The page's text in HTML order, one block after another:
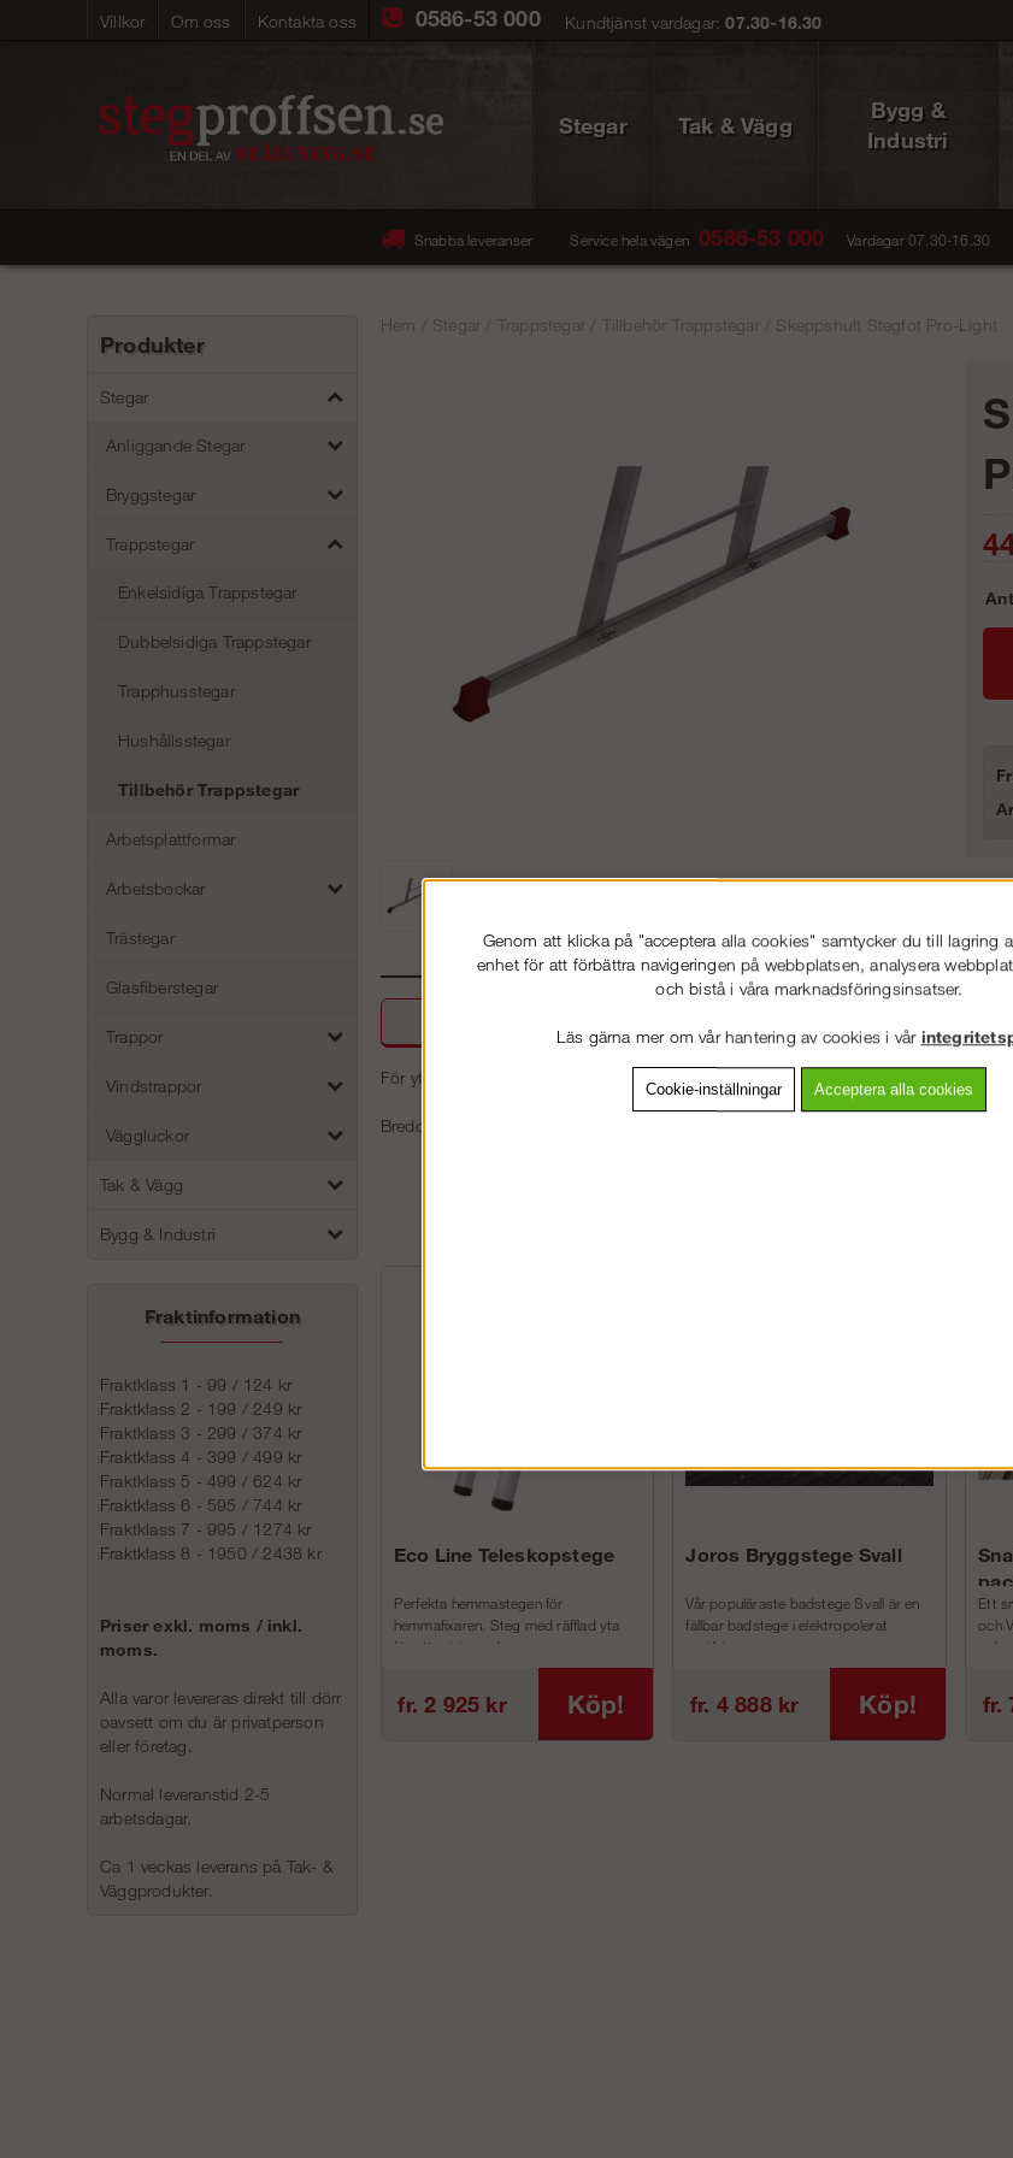
Villkor Om oss Kontakta oss 0586-53 000 Kundtjänst vardagar:07.30-16.30
Stegar Tak & Vägg
Bygg &
Industri
Snabba leveranser Service hela vägen 0586-53 000 Vardagar 07.30-16.30
Produkter
Stegar
Anliggande Stegar
Bryggstegar
Trappstegar
Enkelsidiga Trappstegar
Dubbelsidiga Trappstegar
Trapphusstegar
Hushållsstegar
Tillbehör Trappstegar
Arbetsplattformar
Arbetsbockar
Trästegar
Glasfiberstegar
Trappor
Vindstrappor
Väggluckor
Tak & Vägg
Bygg & Industri
Fraktinformation
Fraktklass 1 - 99 / 124 kr
Fraktklass 2 - 199 / 249 kr
Fraktklass 3 - 299 / 374 kr
Fraktklass 4 - 399 / 499 kr
Fraktklass 5 - 499 / 624 kr
Fraktklass 6 - 595 / 744 kr
Fraktklass 7 - 995 / 1274 kr
Fraktklass 8 - 1950 / 2438 kr
Priser exkl. moms / inkl.
moms.
Alla varor levereras direkt till dörr
oavsett om du är privatperson
eller företag.
Normal leveranstid 2-5
arbetsdagar.
Ca 1 veckas leverans på Tak- &
Väggprodukter.
Hem Stegar Trappstegar Tillbehör Trappstegar/ Skeppshult Stegfot Pro-Light
För ytterligare stabilitet kan trappstege Skeppshult Pro-Light kompletteras med
Bredden på stegfoten är 1200 mm.
Eco Line Teleskopstege
Perfekta hemmastegen för
hemmafixaren. Steg med räfflad yta
för att minimera h...
fr. 2 925 kr Köp!
Joros Bryggstege Svall
Vår populäraste badstege Svall är en
fällbar badstege i elektropolerat
rostfri...
fr. 4 888 kr Köp!
Ett
och
och
fr.
Genom att klicka på "acceptera alla cookies" samtycker du till lagring
enhet för att förbättra navigeringen på webbplatsen, analysera
och bistå i våra marknadsföringsinsatser.
Läs gärna mer om vår hantering av cookies i vår
Cookie-inställningar Acceptera alla cookies
VÄLKOMMEN TILL
VÄNLIGEN VÄLJ PRIVAT ELLER FÖRETAG